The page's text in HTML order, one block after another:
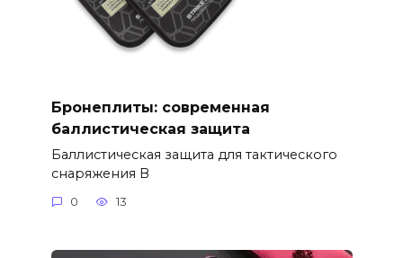
Бронеплиты: современная
баллистическая защита
Баллистическая защита для тактического
снаряжения В
0 13